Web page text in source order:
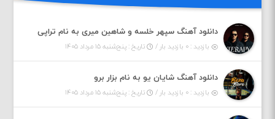
دانلود آهنگ سپهر خلسه و شاهین میری به نام تراپی
بازدید : ۰ بازدید بار / تاریخ : پنج‌شنبه ۱۵ مرداد ۱۴۰۵
دانلود آهنگ شایان یو به نام بزار برو
بازدید : ۰ بازدید بار / تاریخ : پنج‌شنبه ۱۵ مرداد ۱۴۰۵